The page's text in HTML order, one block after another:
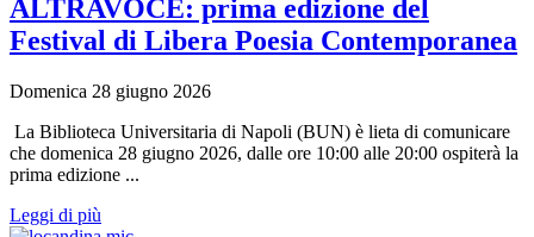
ALTRAVOCE: prima edizione del
Festival di Libera Poesia Contemporanea
Domenica 28 giugno 2026
La Biblioteca Universitaria di Napoli (BUN) è lieta di comunicare
che domenica 28 giugno 2026, dalle ore 10:00 alle 20:00 ospiterà la
prima edizione ...
Leggi di più